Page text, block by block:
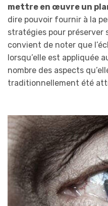
mettre en œuvre un
dire pouvoir fournir à la
stratégies pour préserver
convient de noter que
lorsqu’elle est appliquée
nombre des aspects
traditionnellement été